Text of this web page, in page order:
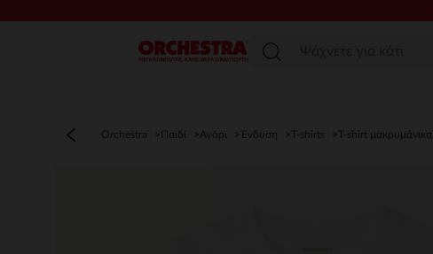
Μενού
Orchestra Παιδί Αγόρι Ένδυση T-shirts T-shirt μακρυμάνικα